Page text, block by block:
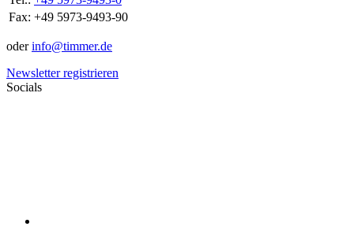
Fax: +49 5973-9493-90
oderinfo@timmer.de
Newsletter registrieren
Socials